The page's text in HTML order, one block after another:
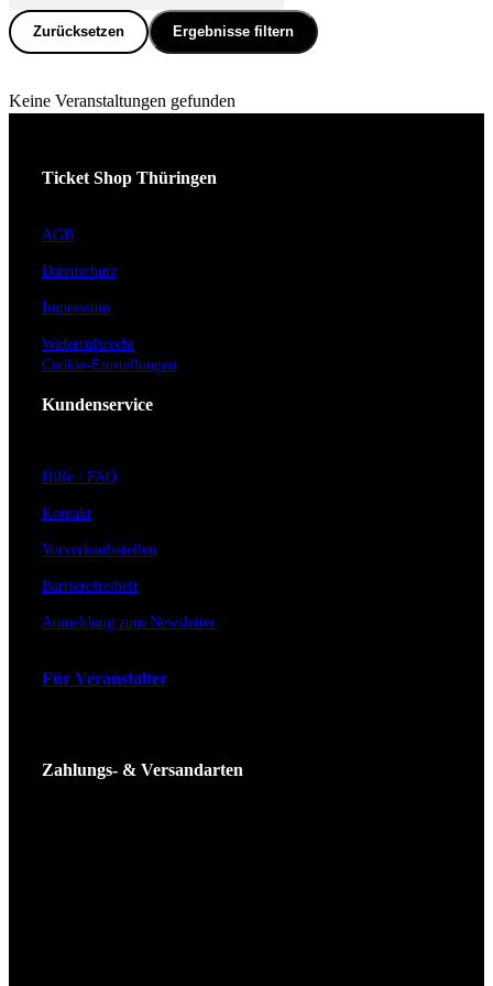
Zurücksetzen Ergebnisse filtern
Keine Veranstaltungen gefunden
Ticket Shop Thüringen
AGB
Datenschutz
Impressum
Widerrufsrecht
Cookie-Einstellungen
Kundenservice
Hilfe / FAQ
Kontakt
Vorverkaufsstellen
Barrierefreiheit
Anmeldung zum Newsletter
Für Veranstalter
Zahlungs- & Versandarten